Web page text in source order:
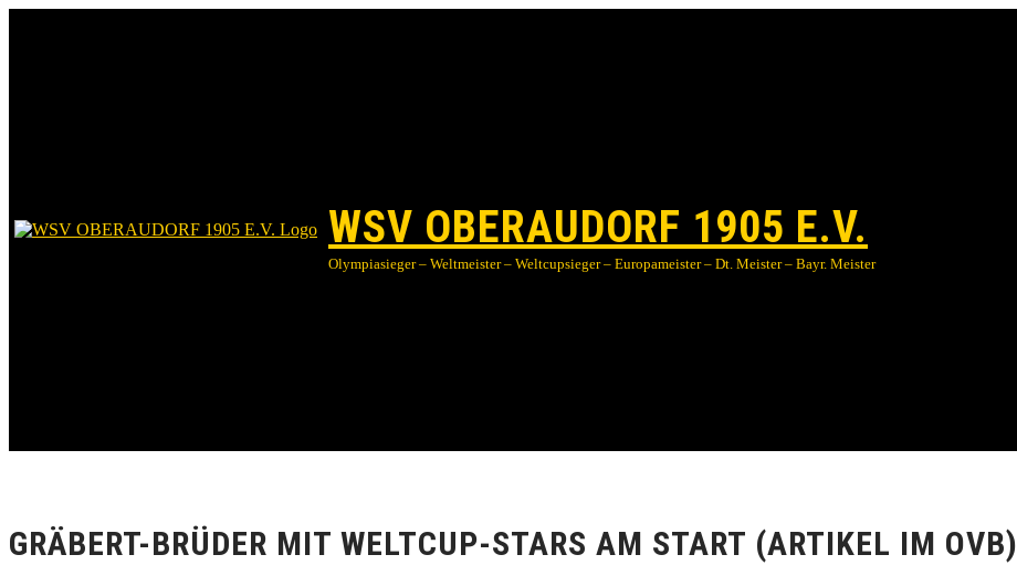
WSV OBERAUDORF 1905 E.V.
Olympiasieger – Weltmeister – Weltcupsieger – Europameister – Dt. Meister – Bayr. Meister
GRÄBERT-BRÜDER MIT WELTCUP-STARS AM START (ARTIKEL IM OVB)